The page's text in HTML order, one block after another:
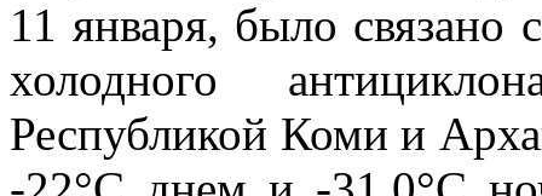
11 января, было связано
холодного
Республикой Коми и